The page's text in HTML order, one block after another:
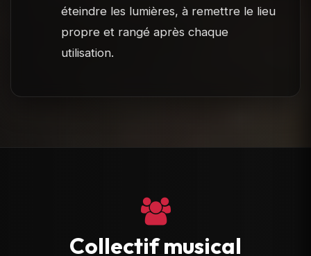
éteindre les lumières, à remettre le lieu
propre et rangé après chaque
utilisation.
Collectif musical